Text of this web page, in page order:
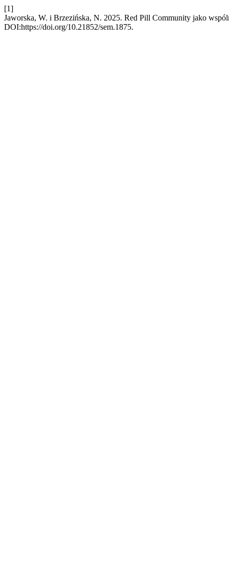
[1]
Jaworska, W. i Brzezińska, N. 2025. Red Pill Community jako
DOI:https://doi.org/10.21852/sem.1875.